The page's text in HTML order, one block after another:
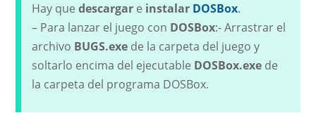
Hay quedescargar e instalar DOSBox.
– Para lanzar el juego con DOSBox:- Arrastrar el
archivo BUGS.exe de la carpeta del juego y
soltarlo encima del ejecutable DOSBox.exe de
la carpeta del programa DOSBox.